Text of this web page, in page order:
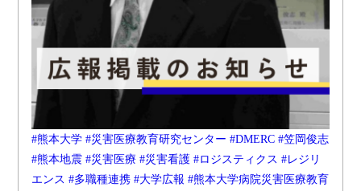
#熊本大学 #災害医療教育研究センター #DMERC #笠岡俊志
#熊本地震 #災害医療 #災害看護 #ロジスティクス #レジリ
エンス #多職種連携 #大学広報 #熊本大学病院災害医療教育